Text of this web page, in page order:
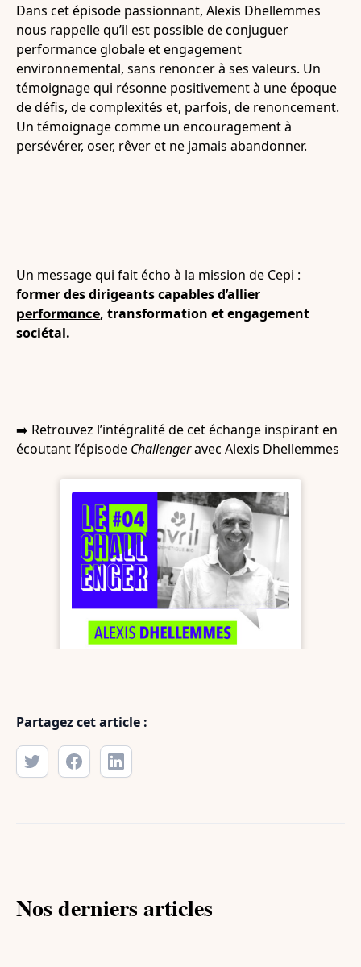
Dans cet épisode passionnant, Alexis Dhellemmes
nous rappelle qu’il est possible de conjuguer
performance globale et engagement
environnemental, sans renoncer à ses valeurs. Un
témoignage qui résonne positivement à une époque
de défis, de complexités et, parfois, de renoncement.
Un témoignage comme un encouragement à
persévérer, oser, rêver et ne jamais abandonner.
Un message qui fait écho à la mission de Cepi :
former des dirigeants capables d’allier
performance, transformation et engagement
sociétal.
➡️ Retrouvez l’intégralité de cet échange inspirant en
écoutant l’épisode Challengeravec Alexis Dhellemmes
Partagez cet article :
Nos derniers articles